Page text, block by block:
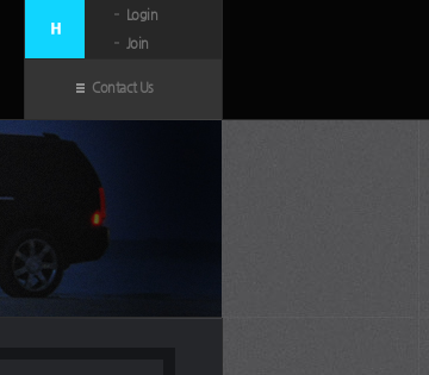
Login
Join
Contact Us